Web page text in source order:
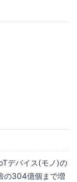
デバイス(モノ)の
の304億個まで増